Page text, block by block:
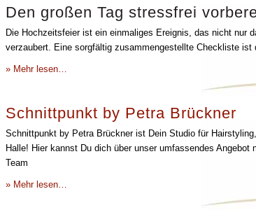
Den großen Tag stressfrei
Die Hochzeitsfeier ist ein einmaliges Ereignis, das nicht nur
verzaubert. Eine sorgfältig zusammengestellte Checkliste ist
» Mehr lesen…
Schnittpunkt by Petra Brückner
Schnittpunkt by Petra Brückner ist Dein Studio für
Halle! Hier kannst Du dich über unser umfassendes Angebot
Team
» Mehr lesen…